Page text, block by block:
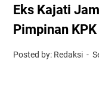
Eks Kajati
Pimpinan KPK
Posted by: Redaksi